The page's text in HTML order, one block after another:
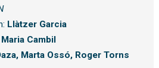
Llàtzer Garcia
Maria Cambil
Marta Ossó, Roger Torns